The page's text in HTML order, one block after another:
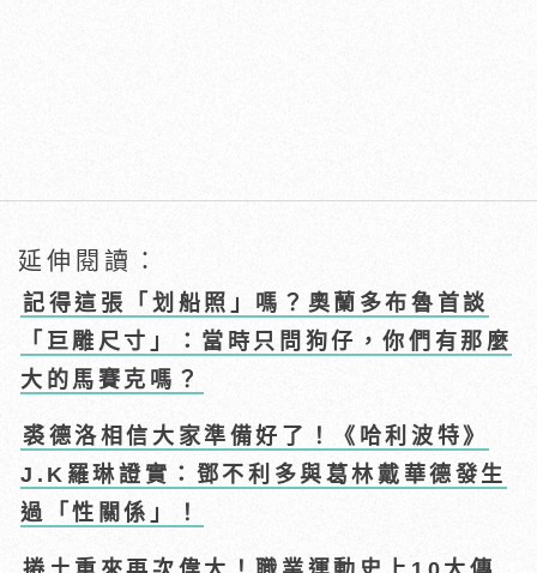
延伸閱讀：
記得這張「划船照」嗎？奧蘭多布魯首談
「巨雕尺寸」：當時只問狗仔，你們有那麼
大的馬賽克嗎？
裘德洛相信大家準備好了！《哈利波特》
J.K羅琳證實：鄧不利多與葛林戴華德發生
過「性關係」！